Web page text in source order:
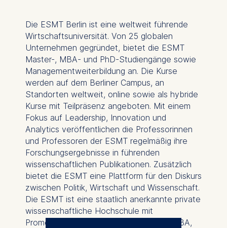
Die ESMT Berlin ist eine weltweit führende
Wirtschaftsuniversität. Von 25 globalen
Unternehmen gegründet, bietet die ESMT
Master-, MBA- und PhD-Studiengänge sowie
Managementweiterbildung an. Die Kurse
werden auf dem Berliner Campus, an
Standorten weltweit, online sowie als hybride
Kurse mit Teilpräsenz angeboten. Mit einem
Fokus auf Leadership, Innovation und
Analytics veröffentlichen die Professorinnen
und Professoren der ESMT regelmäßig ihre
Forschungsergebnisse in führenden
wissenschaftlichen Publikationen. Zusätzlich
bietet die ESMT eine Plattform für den Diskurs
zwischen Politik, Wirtschaft und Wissenschaft.
Die ESMT ist eine staatlich anerkannte private
wissenschaftliche Hochschule mit
Promotionsrecht und ist von AACSB, AMBA,